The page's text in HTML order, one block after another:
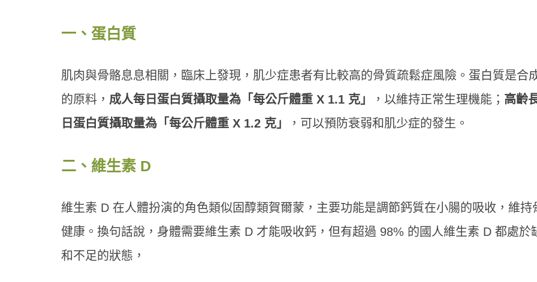
一、蛋白質
肌肉與骨骼息息相關，臨床上發現，肌少症患者有比較高的骨質疏鬆症風險。蛋白質是合
的原料， 成人每日蛋白質攝取量為「每公斤體重 X 1.1 克」 ，以維持正常生理機能； 高齡
日蛋白質攝取量為「每公斤體重 X 1.2 克」
，可以預防衰弱和肌少症的發生。
二、維生素 D
維生素 D 在人體扮演的角色類似固醇類賀爾蒙，主要功能是調節鈣質在小腸的吸收，維持
健康。換句話說，身體需要維生素 D 才能吸收鈣，但有超過 98% 的國人維生素 D 都處於
和不足的狀態，